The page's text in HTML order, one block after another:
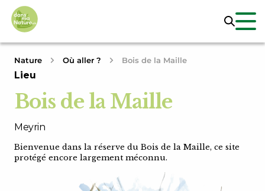
Nature Où aller ? Bois de la Maille
Lieu
Bois de la Maille
Meyrin
Bienvenue dans la réserve du Bois de la Maille, ce site
protégé encore largement méconnu.